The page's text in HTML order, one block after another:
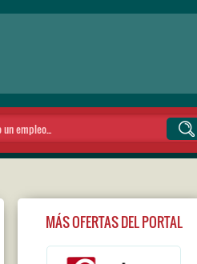
MÁS OFERTAS DEL PORTAL